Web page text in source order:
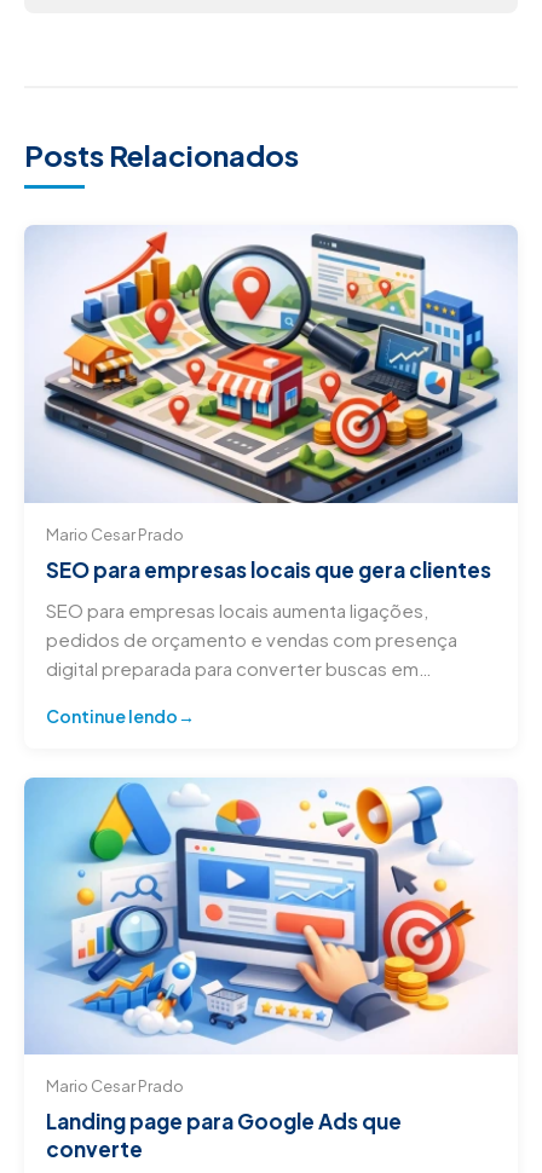
Posts Relacionados
Mario Cesar Prado
SEO para empresas locais que gera clientes
SEO para empresas locais aumenta ligações,
pedidos de orçamento e vendas com presença
digital preparada para converter buscas em
Continue lendo
Mario Cesar Prado
Landing page para Google Ads que
converte